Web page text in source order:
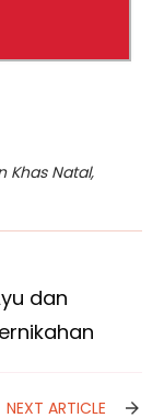
Khas Natal,
dan
NEXT ARTICLE